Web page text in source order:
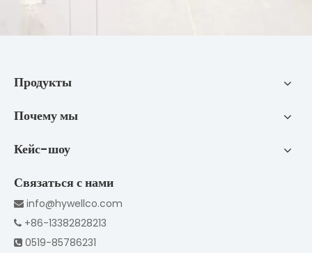
Продукты
Почему мы
Кейс-шоу
Связаться с нами
 info@hywellco.com
 +86-13382828213
 0519-85786231